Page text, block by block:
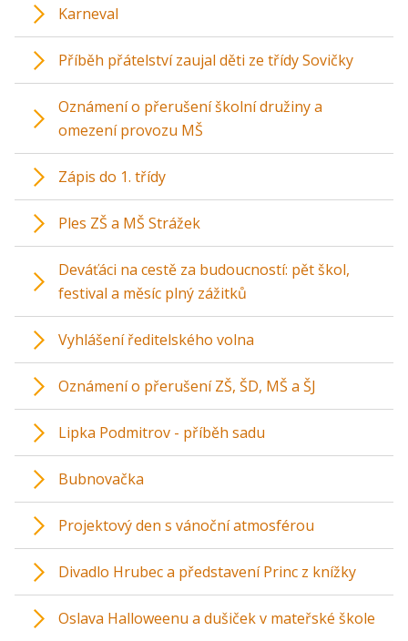
Karneval
Příběh přátelství zaujal děti ze třídy Sovičky
Oznámení o přerušení školní družiny a
omezení provozu MŠ
Zápis do 1. třídy
Ples ZŠ a MŠ Strážek
Deváťáci na cestě za budoucností: pět škol,
festival a měsíc plný zážitků
Vyhlášení ředitelského volna
Oznámení o přerušení ZŠ, ŠD, MŠ a ŠJ
Lipka Podmitrov - příběh sadu
Bubnovačka
Projektový den s vánoční atmosférou
Divadlo Hrubec a představení Princ z knížky
Oslava Halloweenu a dušiček v mateřské škole